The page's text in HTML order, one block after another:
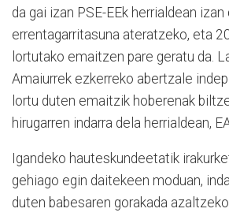
da gai izan PSE-EEk herrialdean
errentagarritasuna ateratzeko, eta
lortutako emaitzen pare geratu da.
Amaiurrek ezkerreko abertzale
lortu duten emaitzik hoberenak
hirugarren indarra dela herrialdean,
Igandeko hauteskundeetatik
gehiago egin daitekeen moduan,
duten babesaren gorakada